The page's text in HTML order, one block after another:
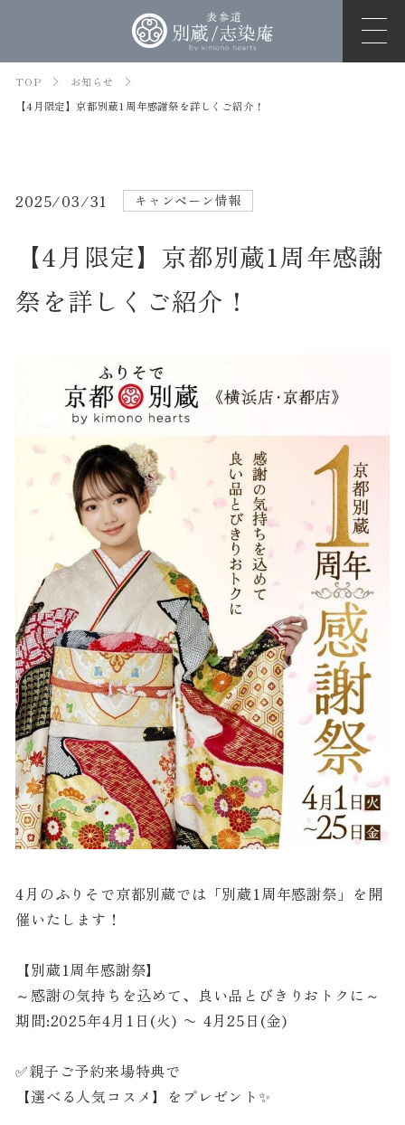
TOP
お知らせ
【4月限定】京都別蔵1周年感謝祭を詳しくご紹介！
2025/03/31 キャンペーン情報
【4月限定】京都別蔵1周年感謝
祭を詳しくご紹介！
4月のふりそで京都別蔵では「別蔵1周年感謝祭」を開
催いたします！
【別蔵1周年感謝祭】
～感謝の気持ちを込めて、良い品とびきりおトクに～
期間:2025年4月1日(火) 〜 4月25日(金)
✅親子ご予約来場特典で
【選べる人気コスメ】をプレゼント✨